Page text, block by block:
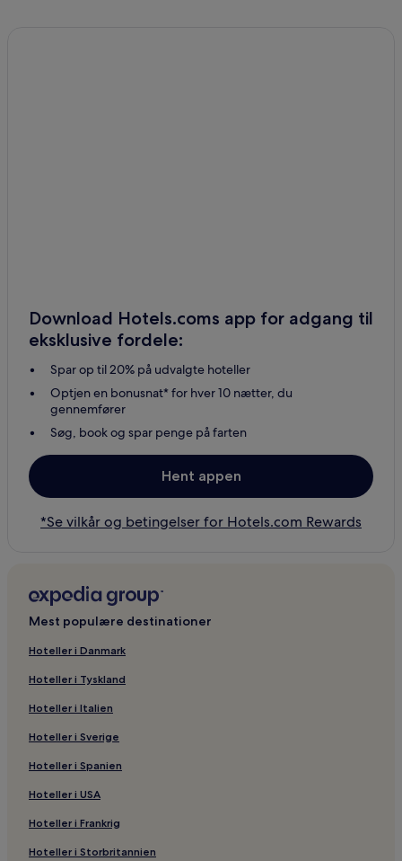
Download Hotels.coms app for adgang til
eksklusive fordele:
Spar op til 20% på udvalgte hoteller
Optjen en bonusnat* for hver 10 nætter, du
gennemfører
Søg, book og spar penge på farten
Hent appen
*Se vilkår og betingelser for Hotels.com Rewards
Mest populære destinationer
Hoteller i Danmark
Hoteller i Tyskland
Hoteller i Italien
Hoteller i Sverige
Hoteller i Spanien
Hoteller i USA
Hoteller i Frankrig
Hoteller i Storbritannien